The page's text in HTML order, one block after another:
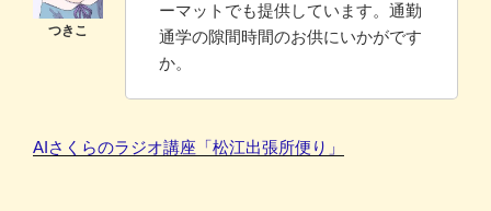
ーマットでも提供しています。通勤
通学の隙間時間のお供にいかがです
か。
AIさくらのラジオ講座「松江出張所便り」